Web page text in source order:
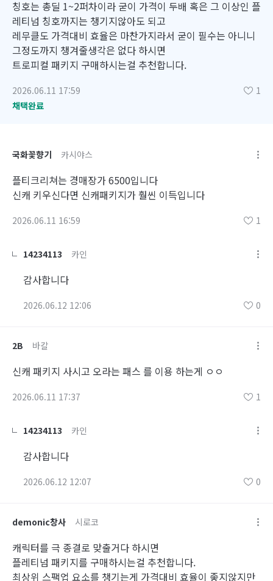
칭호는 총딜 1~2퍼차이라 굳이 가격이 두배 혹은 그 이상인 플
레티넘 칭호까지는 챙기지않아도 되고
레무클도 가격대비 효율은 마찬가지라서 굳이 필수는 아니니
그정도까지 챙겨줄생각은 없다 하시면
트로피컬 패키지 구매하시는걸 추천합니다.
2026.06.11 17:59
1
채택완료
국화꽃향기 카시야스
플티크리쳐는 경매장가 6500입니다
신캐 키우신다면 신캐패키지가 훨씬 이득입니다
2026.06.11 16:59 1
14234113 카인
감사합니다
2026.06.12 12:06 0
2B 바칼
신캐 패키지 사시고 오라는 패스 를 이용 하는게 ㅇㅇ
2026.06.11 17:37 1
14234113 카인
감사합니다
2026.06.12 12:07 0
demonic창사 시로코
캐릭터를 극 종결로 맞출거다 하시면
플레티넘 패키지를 구매하시는걸 추천합니다.
최상위 스팩업 요소를 챙기는게 가격대비 효율이 좋지않지만